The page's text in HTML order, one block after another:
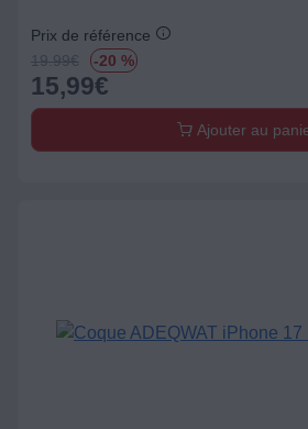
Prix de référence
19.99€ -20 %
15,99€
Ajouter au